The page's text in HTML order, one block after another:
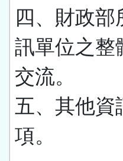
四、財政
訊單位之整
交流。
五、其他資
項。